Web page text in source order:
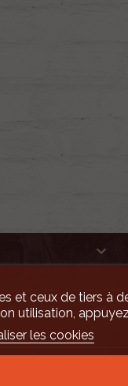


et ceux de tiers à
utilisation,
les cookies